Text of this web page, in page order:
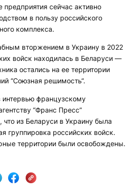
предприятия сейчас активно
в пользу российского
комплекса.
вторжением в Украину в 2022
войск находилась в Беларуси —
остались на ее территории
“Союзная решимость“.
интервью французскому
“Франс Пресс”
, что из Беларуси в Украину была
группировка российских войск.
территории были освобождены.